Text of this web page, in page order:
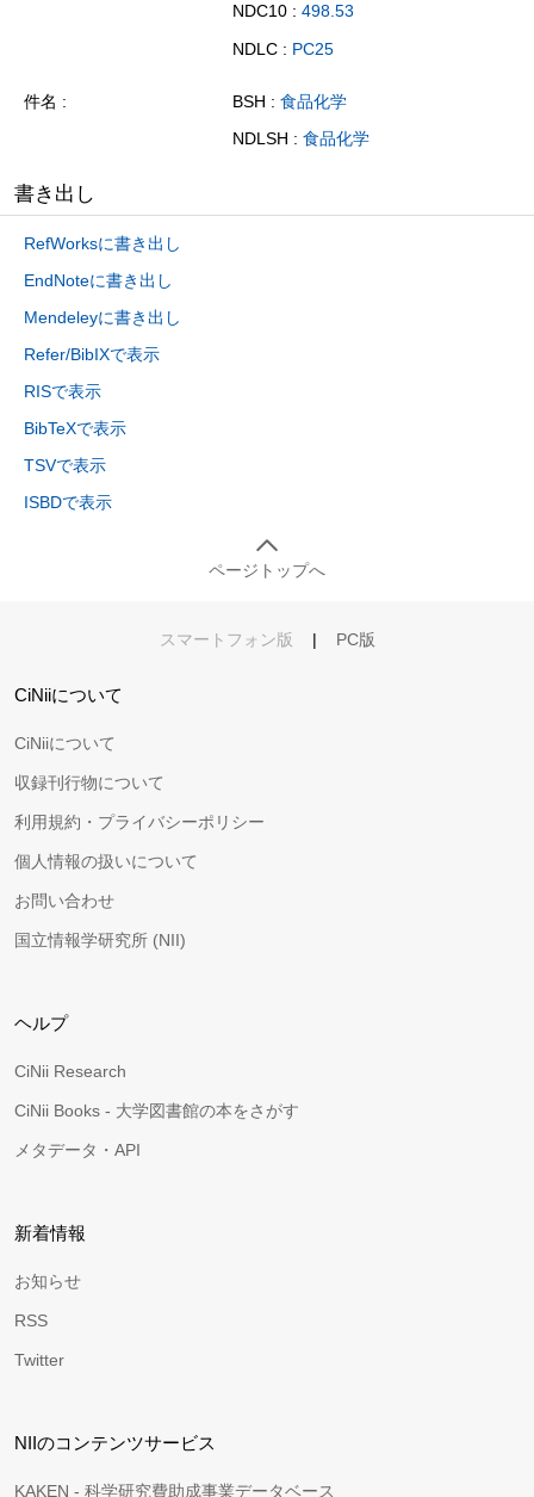
NDC10 : 498.53
NDLC : PC25
件名 BSH : 食品化学
NDLSH : 食品化学
書き出し
RefWorksに書き出し
EndNoteに書き出し
Mendeleyに書き出し
Refer/BibIXで表示
RISで表示
BibTeXで表示
TSVで表示
ISBDで表示
ページトップへ
スマートフォン版 | PC版
CiNiiについて
CiNiiについて
収録刊行物について
利用規約・プライバシーポリシー
個人情報の扱いについて
お問い合わせ
国立情報学研究所 (NII)
ヘルプ
CiNii Research
CiNii Books - 大学図書館の本をさがす
メタデータ・API
新着情報
お知らせ
RSS
Twitter
NIIのコンテンツサービス
KAKEN - 科学研究費助成事業データベース